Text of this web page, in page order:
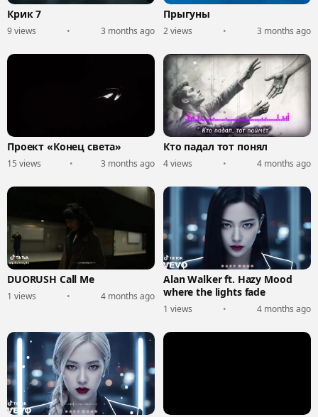
Крик 7
9 views • 3 months ago
Прыгуны
2 views • 3 months ago
Проект «Конец света»
15 views • 3 months ago
Кто падал тот понял
4 views • 4 months ago
DUORUSH Call Me
1 views • 4 months ago
Alan Walker ft. Hazy Mood
where the lights fade
1 views • 4 months ago